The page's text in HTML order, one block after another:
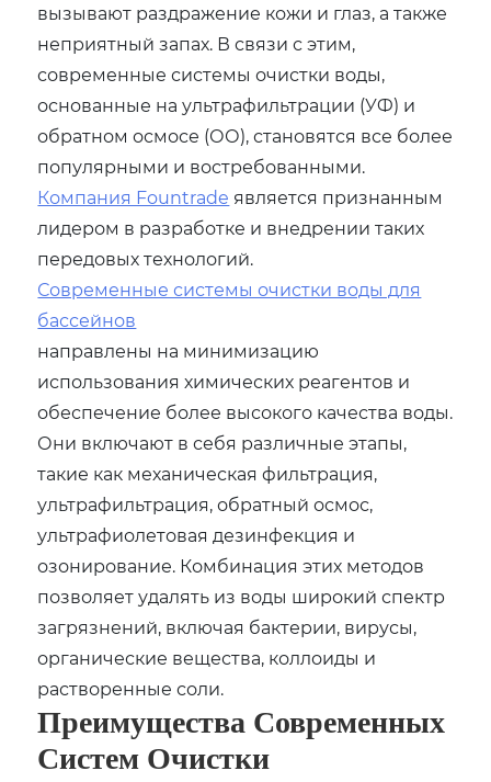
вызывают раздражение кожи и глаз, а также
неприятный запах. В связи с этим,
современные системы очистки воды,
основанные на ультрафильтрации (УФ) и
обратном осмосе (ОО), становятся все более
популярными и востребованными.
Компания Fountrade является признанным
лидером в разработке и внедрении таких
передовых технологий.
Современные системы очистки воды для
бассейнов
направлены на минимизацию
использования химических реагентов и
обеспечение более высокого качества воды.
Они включают в себя различные этапы,
такие как механическая фильтрация,
ультрафильтрация, обратный осмос,
ультрафиолетовая дезинфекция и
озонирование. Комбинация этих методов
позволяет удалять из воды широкий спектр
загрязнений, включая бактерии, вирусы,
органические вещества, коллоиды и
растворенные соли.
Преимущества Современных
Систем Очистки